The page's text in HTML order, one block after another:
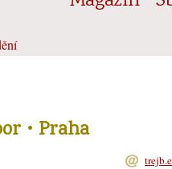
• Praha